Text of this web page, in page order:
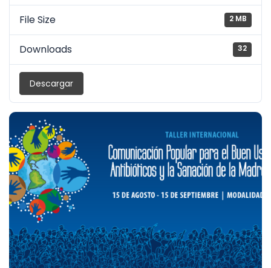
File Size 2 MB
Downloads 32
Descargar